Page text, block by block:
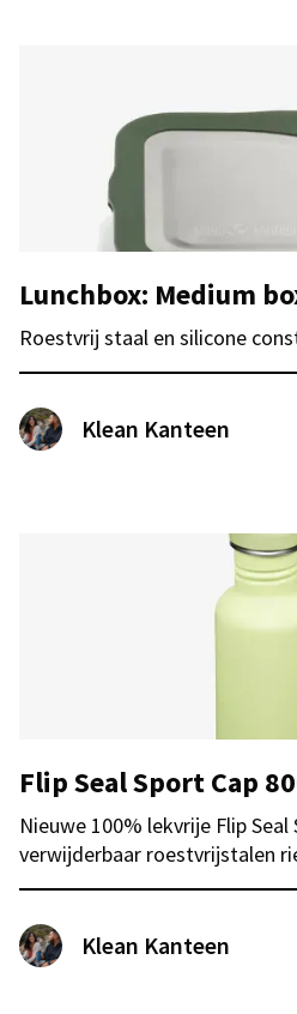
Lunchbox: Medium
Roestvrij staal en silicone
Klean Kanteen
Flip Seal Sport Cap
Nieuwe 100% lekvrije Flip
verwijderbaar roestvrijstalen
Klean Kanteen